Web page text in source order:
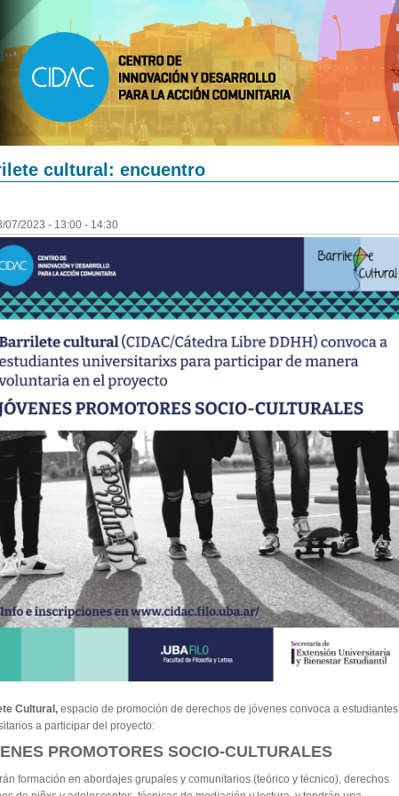
cultural: encuentro
07/2023 - 13:00- 14:30
Cultural,espacio de promoción de derechos de jóvenes convoca a estudiantes
a participar del proyecto:
PROMOTORES SOCIO-CULTURALES
formación en abordajes grupales y comunitarios (teórico y técnico), derechos